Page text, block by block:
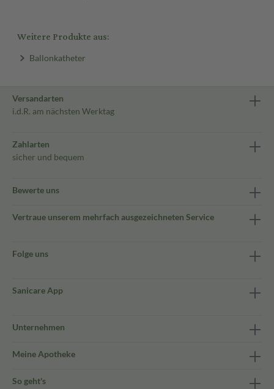
Weitere Produkte aus:
Ballonkatheter
Versandarten
i.d.R. am nächsten Werktag
Zahlarten
sicher und bequem
Bewerte uns
Vertraue unserem mehrfach ausgezeichneten Service
Folge uns
Sanicare App
Unternehmen
Meine Apotheke
So geht's